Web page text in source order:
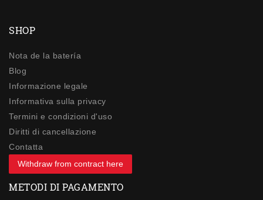
SHOP
Nota de la batería
Blog
Informazione legale
Informativa sulla privacy
Termini e condizioni d'uso
Diritti di cancellazione
Contatta
Withdraw from contract here
METODI DI PAGAMENTO